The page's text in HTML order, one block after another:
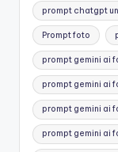
prompt chatgpt
Prompt foto
prompt gemini ai
prompt gemini ai
prompt gemini ai
prompt gemini ai